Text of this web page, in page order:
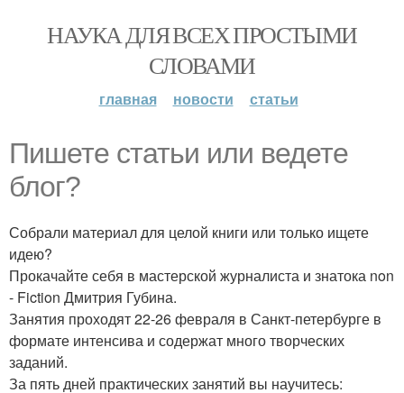
НАУКА ДЛЯ ВСЕХ ПРОСТЫМИ
СЛОВАМИ
главная новости статьи
Пишете статьи или ведете
блог?
Собрали материал для целой книги или только ищете
идею?
Прокачайте себя в мастерской журналиста и знатока non
- Fiction Дмитрия Губина.
Занятия проходят 22-26 февраля в Санкт-петербурге в
формате интенсива и содержат много творческих
заданий.
За пять дней практических занятий вы научитесь: